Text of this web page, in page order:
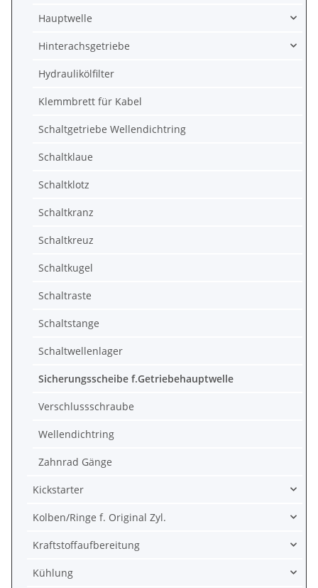
Hauptwelle
Hinterachsgetriebe
Hydraulikölfilter
Klemmbrett für Kabel
Schaltgetriebe Wellendichtring
Schaltklaue
Schaltklotz
Schaltkranz
Schaltkreuz
Schaltkugel
Schaltraste
Schaltstange
Schaltwellenlager
Sicherungsscheibe f.Getriebehauptwelle
Verschlussschraube
Wellendichtring
Zahnrad Gänge
Kickstarter
Kolben/Ringe f. Original Zyl.
Kraftstoffaufbereitung
Kühlung